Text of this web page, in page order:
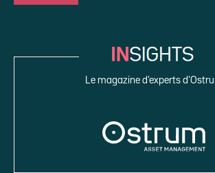
Le magazine d’experts